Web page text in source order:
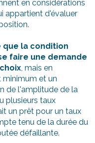
en considérations
appartient d'évaluer
que la condition
faire une demande
, mais en
et un
de l'amplitude de la
plusieurs taux
un prêt pour un taux
tenu de la durée du
défaillante.